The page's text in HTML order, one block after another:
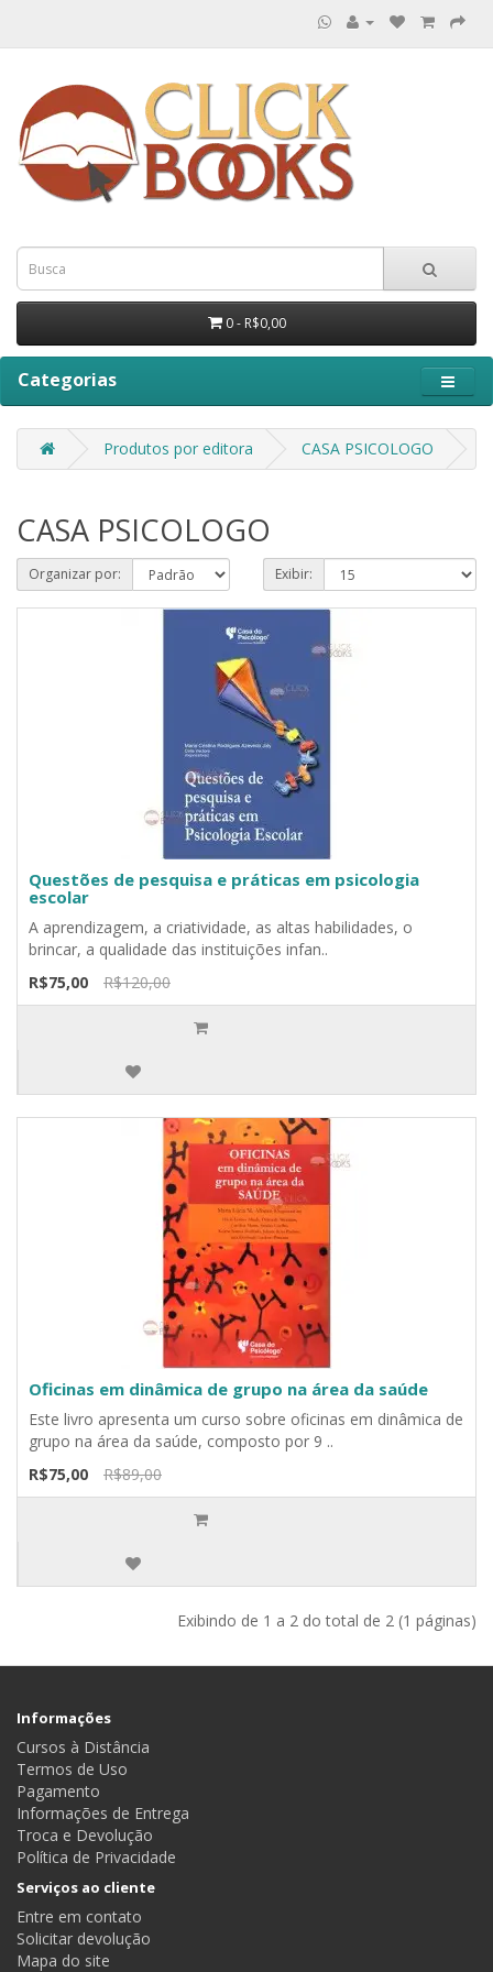
0 - R$0,00
Categorias
Produtos por editora CASA PSICOLOGO
CASA PSICOLOGO
Organizar por: Exibir:
Questões de pesquisa e práticas em psicologia
escolar
A aprendizagem, a criatividade, as altas habilidades, o
brincar, a qualidade das instituições infan..
R$75,00
R$120,00
Oficinas em dinâmica de grupo na área da saúde
Este livro apresenta um curso sobre oficinas em dinâmica de
grupo na área da saúde, composto por 9 ..
R$75,00
R$89,00
Exibindo de 1 a 2 do total de 2 (1 páginas)
Informações
Cursos à Distância
Termos de Uso
Pagamento
Informações de Entrega
Troca e Devolução
Política de Privacidade
Serviços ao cliente
Entre em contato
Solicitar devolução
Mapa do site